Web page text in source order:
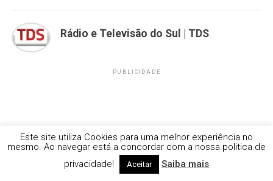
Rádio e Televisão do Sul | TDS
PUBLICIDADE
Este site utiliza Cookies para uma melhor experiência no
mesmo. Ao navegar está a concordar com a nossa politica de
privacidade!
Aceitar Saiba mais